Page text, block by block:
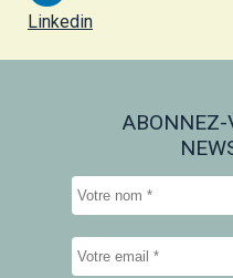
Linkedin
ABONNEZ-